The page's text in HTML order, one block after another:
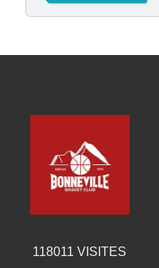
118011 VISITES